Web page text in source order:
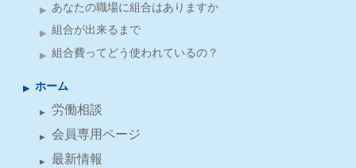
あなたの職場に組合はありますか
組合が出来るまで
組合費ってどう使われているの？
ホーム
労働相談
会員専用ページ
最新情報